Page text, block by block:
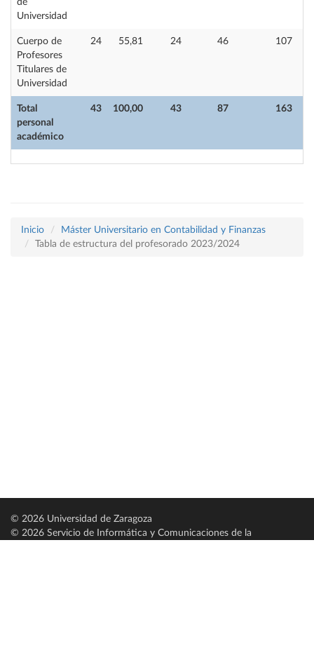
Total
personal
académico
43 100,00 43 87 163
de
Universidad
Cuerpo de
Profesores
Titulares de
Universidad
24 55,81 24 46 107
Inicio
Máster Universitario en Contabilidad y Finanzas
Tabla de estructura del profesorado 2023/2024
© 2026 Universidad de Zaragoza
© 2026 Servicio de Informática y Comunicaciones de la